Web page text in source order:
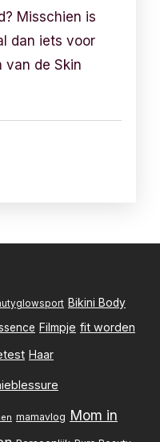
Misschien is
dan iets voor
van de Skin
Bikini Body
Filmpje fit worden
Haar
mamavlog Mom in